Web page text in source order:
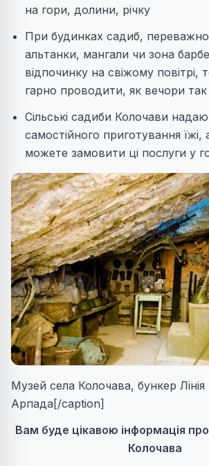
на гори, долини, річку
При будинках садиб,
альтанки, мангали чи зона
відпочинку на свіжому
гарно проводити, як вечори так
Сільські садиби Колочави
самостійного приготування
можете замовити ці послуги у
Музей села Колочава, бункер Лінія
Арпада[/caption]
Вам буде цікавою інформація
Колочава